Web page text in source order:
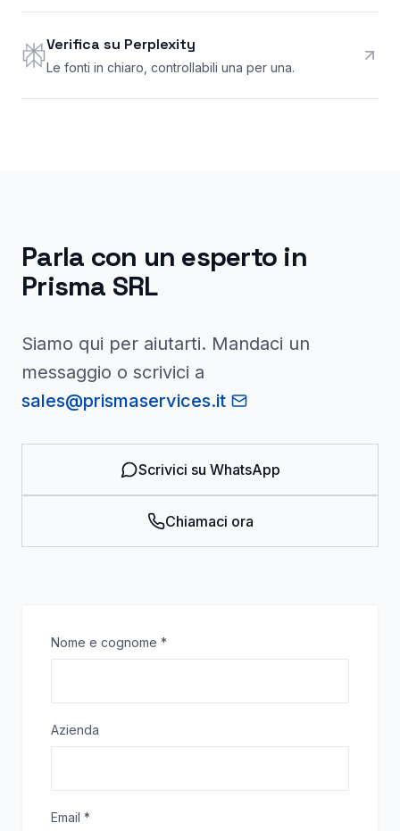
Verifica su Perplexity
Le fonti in chiaro, controllabili una per una.
Parla con un esperto in
Prisma SRL
Siamo qui per aiutarti. Mandaci un
messaggio o scrivici a
sales@prismaservices.it
Scrivici su WhatsApp
Chiamaci ora
Nome e cognome *
Azienda
Email *